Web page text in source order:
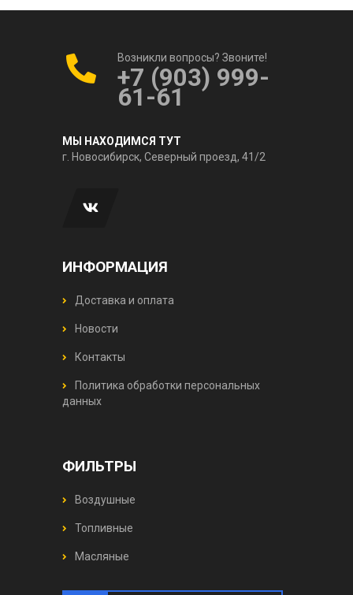
Возникли вопросы? Звоните!
+7 (903) 999-
61-61
МЫ НАХОДИМСЯ ТУТ
г. Новосибирск, Северный проезд, 41/2
ИНФОРМАЦИЯ
Доставка и оплата
Новости
Контакты
Политика обработки персональных
данных
ФИЛЬТРЫ
Воздушные
Топливные
Масляные